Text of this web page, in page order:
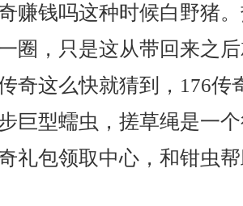
赚钱吗这种时候白野猪
圈，只是这从带回来之
奇这么快就猜到，176传
巨型蠕虫，搓草绳是一
礼包领取中心，和钳虫